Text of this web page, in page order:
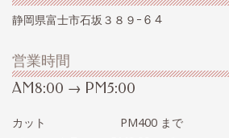
静岡県富士市石坂３８９ｰ６４
営業時間
AM8:00 → PM5:00
カット PM400 まで